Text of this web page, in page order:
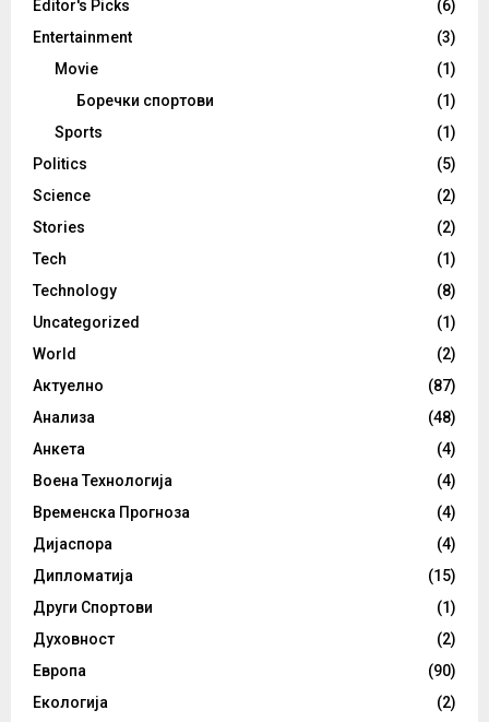
Editor's Picks
(6)
Entertainment
(3)
Movie
(1)
Боречки спортови
(1)
Sports
(1)
Politics
(5)
Science
(2)
Stories
(2)
Tech
(1)
Technology
(8)
Uncategorized
(1)
World
(2)
Актуелно
(87)
Анализа
(48)
Анкета
(4)
Воена Технологија
(4)
Временска Прогноза
(4)
Дијаспора
(4)
Дипломатија
(15)
Други Спортови
(1)
Духовност
(2)
Европа
(90)
Екологија
(2)